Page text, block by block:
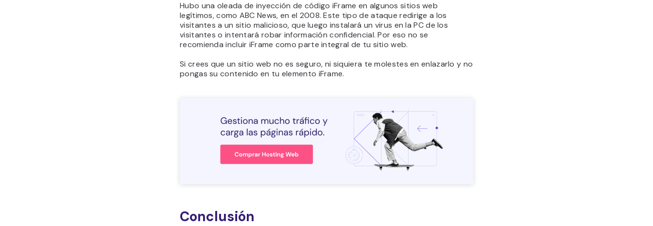
Hubo una oleada de inyección de código iFrame en algunos sitios web
legítimos, como ABC News, en el 2008. Este tipo de ataque redirige a los
visitantes a un sitio malicioso, que luego instalará un virus en la PC de los
visitantes o intentará robar información confidencial. Por eso no se
recomienda incluir iFrame como parte integral de tu sitio web.
Si crees que un sitio web no es seguro, ni siquiera te molestes en enlazarlo y no
pongas su contenido en tu elemento iFrame.
Conclusión